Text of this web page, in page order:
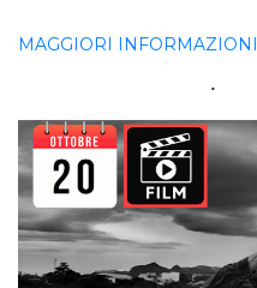
MAGGIORI INFORMAZIONI